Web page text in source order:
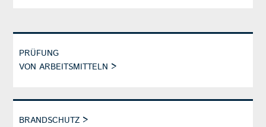
PRÜFUNG
VON ARBEITSMITTELN >
BRANDSCHUTZ >